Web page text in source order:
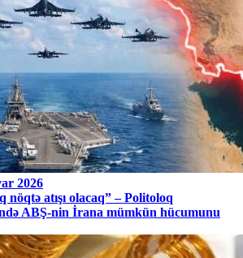
2026
nöqtə atışı olacaq” – Politoloq
ABŞ-nin İrana mümkün hücumunu